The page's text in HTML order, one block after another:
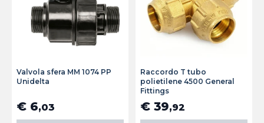
Valvola sfera MM 1074 PP
Unidelta
€ 6,03
Raccordo T tubo
polietilene 4500 General
Fittings
€ 39,92